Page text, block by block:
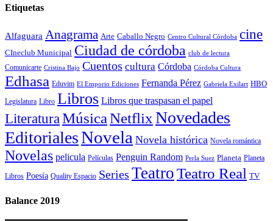
Etiquetas
Alfaguara Anagrama Arte Caballo Negro Centro Cultural Córdoba cine
CIneclub Municipal Ciudad de córdoba club de lectura
Comunicarte Cristina Bajo Cuentos cultura Córdoba Córdoba Cultura
Edhasa Eduvim El Emporio Ediciones Fernanda Pérez Gabriela Exilart HBO
Legislatura Libro Libros Libros que traspasan el papel
LiteraturaMúsicaNetflixNovedades
EditorialesNovela Novela histórica Novela romántica
Novelas pelicula Películas Penguin Random Perla Suez Planeta Planeta
Libros Poesía Quality Espacio Series TeatroTeatro Real TV
Balance 2019